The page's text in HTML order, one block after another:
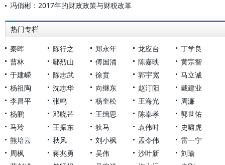
冯俏彬：2017年的财政政策与财税改革
热门专栏
秦晖 陈行之 郑永年 龙应台
丁学良
曹林
鄢烈山 傅国涌 陈嘉映
黄宗智
于建嵘
陈志武 徐贲 郭宇宽
马立诚
杨祖陶
沈志华 向继东 赵汀阳
戴建业
李昌平
张鸣 杨奎松 王海光
周濂
杨鹏
邓晓芒 王缉思 陈奉孝
郭世佑
马玲
王振东 狄马 袁伟时
史啸虎
熊培云
秋风 刘小枫 孟令伟
雷一宁
周枫
蒋兆勇 吴伟 沙叶新
刘瑜